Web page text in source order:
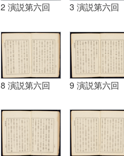
2 演説第六回 3 演説第六回
8 演説第六回 9 演説第六回